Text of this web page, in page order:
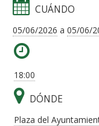
CUÁNDO
05/06/2026 a 05/06/
18:00
DÓNDE
Plaza del